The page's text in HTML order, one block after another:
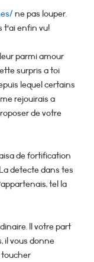
ne pas louper.
enfin vu!
parmi amour
surpris a toi
lequel certains
rejouirais a
de votre
de fortification
detecte dans tes
tel la
Il votre part
il vous donne